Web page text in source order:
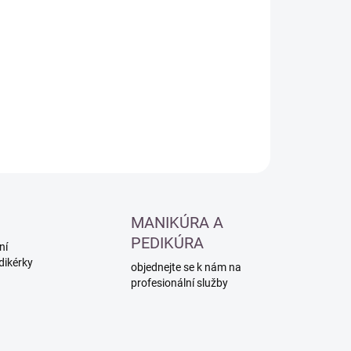
MANIKÚRA A
PEDIKÚRA
objednejte se k nám na
profesionální služby